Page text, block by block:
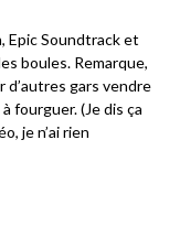
Epic Soundtrack et
boules. Remarque,
gars vendre
fourguer. (Je dis ça
je n’ai rien